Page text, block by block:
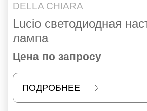
DELLA CHIARA
Lucio светодиодная
лампа
Цена по запросу
ПОДРОБНЕЕ